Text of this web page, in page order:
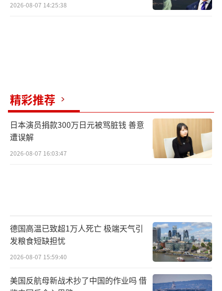
2026-08-07 14:25:38
精彩推荐
日本演员捐款300万日元被骂脏钱 善意
遭误解
2026-08-07 16:03:47
德国高温已致超1万人死亡 极端天气引
发粮食短缺担忧
2026-08-07 15:59:40
美国反航母新战术抄了中国的作业吗 借